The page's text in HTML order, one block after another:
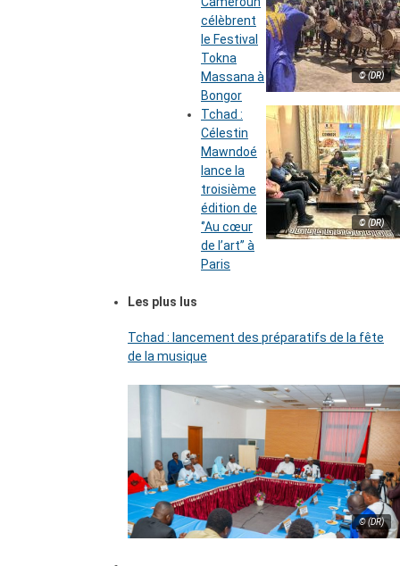
© (DR)
célèbrent
le Festival
Tokna
Massana à
Bongor
© (DR)
Tchad :
Célestin
Mawndoé
lance la
troisième
édition de
‘’Au cœur
de l’art’’ à
Paris
Les plus lus
Tchad : lancement des préparatifs de la fête
de la musique
© (DR)